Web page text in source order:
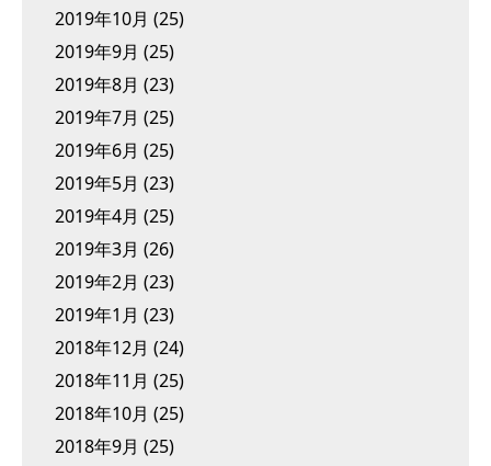
2019年10月 (25)
2019年9月 (25)
2019年8月 (23)
2019年7月 (25)
2019年6月 (25)
2019年5月 (23)
2019年4月 (25)
2019年3月 (26)
2019年2月 (23)
2019年1月 (23)
2018年12月 (24)
2018年11月 (25)
2018年10月 (25)
2018年9月 (25)